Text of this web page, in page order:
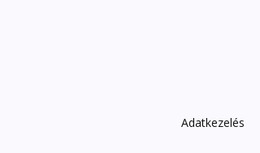
Adatkezelés